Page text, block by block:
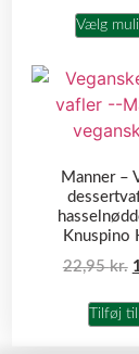
Vælg
Manner –
Knuspino
22,95kr.
Tilføj